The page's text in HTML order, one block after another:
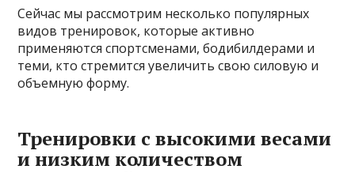
Сейчас мы рассмотрим несколько популярных
видов тренировок, которые активно
применяются спортсменами, бодибилдерами и
теми, кто стремится увеличить свою силовую и
объемную форму.
Тренировки с высокими весами
и низким количеством